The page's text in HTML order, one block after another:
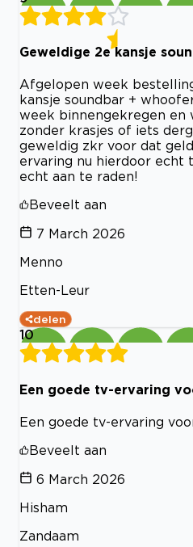
Geweldige 2e kansje
Afgelopen week
kansje soundbar +
week binnengekregen en
zonder krasjes of iets
geweldig zkr voor dat
ervaring nu hierdoor echt
echt aan te raden!
Beveelt aan
7 March 2026
Menno
Etten-Leur
delen
10
Een goede tv-ervaring
Een goede tv-ervaring
Beveelt aan
6 March 2026
Hisham
Zandaam